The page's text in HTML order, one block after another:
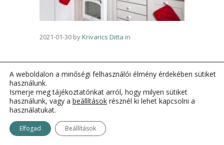
2021-01-30 byKrivarics Ditta in
OtthonKommandó © 2011-2021
A weboldalon a minőségi felhasználói élmény érdekében sütiket
használunk.
Ismerje meg tájékoztatónkat arról, hogy milyen sütiket
használunk, vagy a beállítások résznél ki lehet kapcsolni a
használatukat.
Elfogad Beállítások